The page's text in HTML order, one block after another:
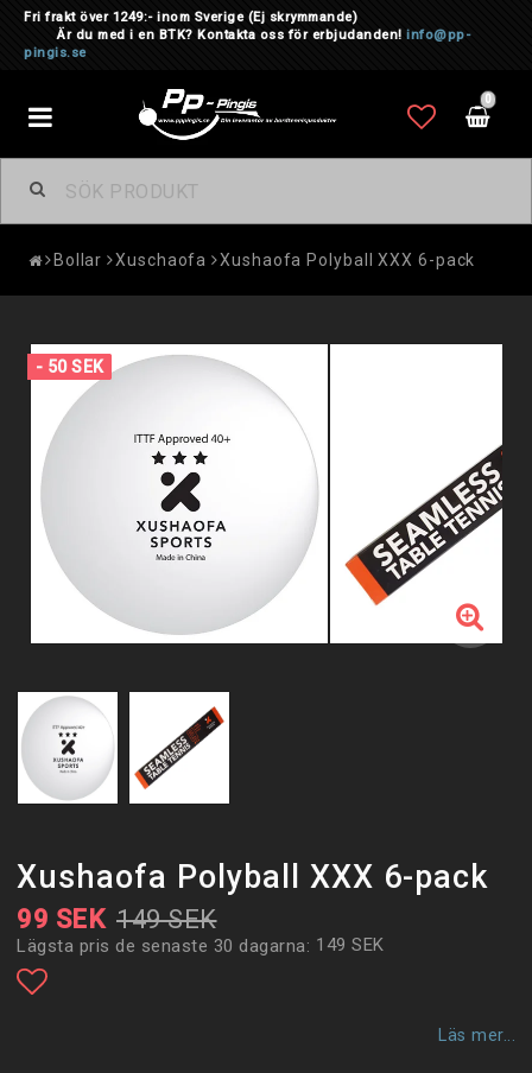
Fri frakt över 1249:- inom Sverige (Ej skrymmande)
Är du med i en BTK? Kontakta oss för erbjudanden! info@pp-
pingis.se
0
Toggle
navigation
Bollar Xuschaofa Xushaofa Polyball XXX 6-pack
- 50 SEK
Xushaofa Polyball XXX 6-pack
149 SEK
99 SEK
Lägsta pris de senaste 30 dagarna 149 SEK
Läs mer...